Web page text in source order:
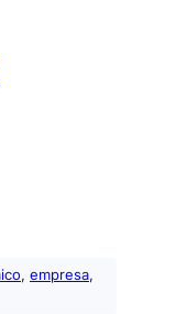
, empresa